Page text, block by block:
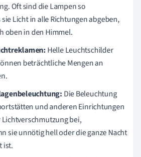
Oft sind die Lampen so
Licht in alle Richtungen abgeben,
oben in den Himmel.
Helle Leuchtschilder
beträchtliche Mengen an
Die Beleuchtung
und anderen Einrichtungen
bei,
sie unnötig hell oder die ganze Nacht
ist.